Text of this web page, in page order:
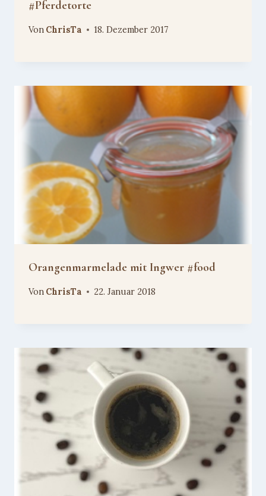
#Pferdetorte
Von ChrisTa 18. Dezember 2017
Orangenmarmelade mit Ingwer #food
Von ChrisTa 22. Januar 2018